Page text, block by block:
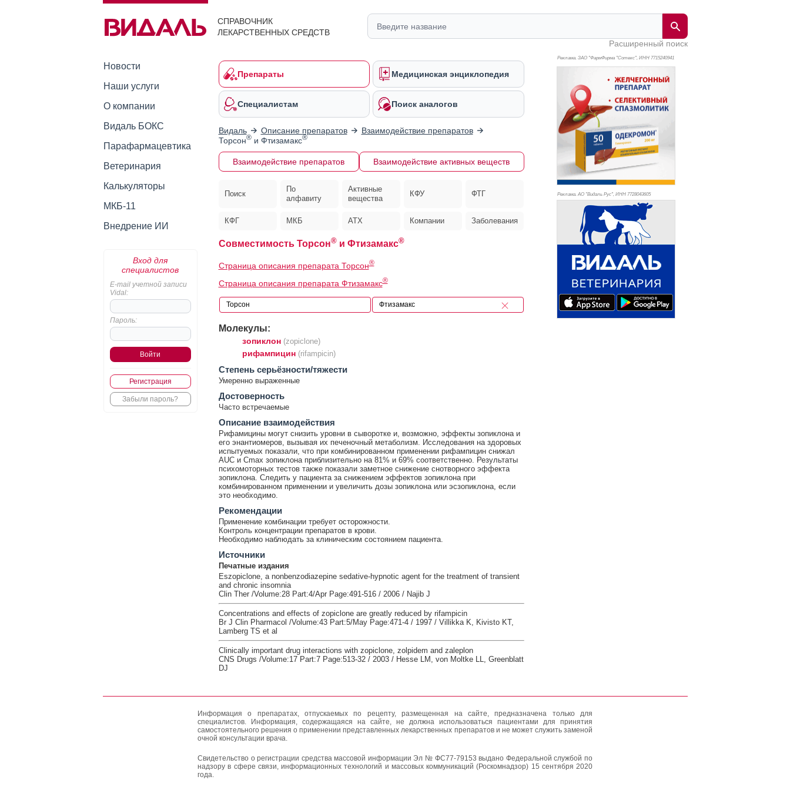
СПРАВОЧНИК
ЛЕКАРСТВЕННЫХ СРЕДСТВ
Расширенный поиск
Новости
Наши услуги
О компании
Видаль БОКС
Парафармацевтика
Ветеринария
Калькуляторы
МКБ-11
Внедрение ИИ
Вход для
специалистов
E-mail учетной записи
Vidal:
Пароль:
Регистрация
Забыли пароль?
Препараты Медицинская энциклопедия
Специалистам Поиск аналогов
Видаль Описание препаратов
Взаимодействие препаратов
Торсон®и Фтизамакс®
Взаимодействие препаратов Взаимодействие активных веществ
Поиск
По
алфавиту
Активные
вещества
КФУ ФТГ
КФГ МКБ АТХ Компании Заболевания
Совместимость Торсон®и Фтизамакс®
Страница описания препарата Торсон®
Страница описания препарата Фтизамакс®
Молекулы:
зопиклон (zopiclone)
рифампицин (rifampicin)
Cтепень серьёзности/тяжести
Умеренно выраженные
Достоверность
Часто встречаемые
Описание взаимодействия
Рифамицины могут снизить уровни в сыворотке и, возможно, эффекты зопиклона и
его энантиомеров, вызывая их печеночный метаболизм. Исследования на здоровых
испытуемых показали, что при комбинированном применении рифампицин снижал
AUC и Cmax зопиклона приблизительно на 81% и 69% соответственно. Результаты
психомоторных тестов также показали заметное снижение снотворного эффекта
зопиклона. Следить у пациента за снижением эффектов зопиклона при
комбинированном применении и увеличить дозы зопиклона или эсзопиклона, если
это необходимо.
Рекомендации
Применение комбинации требует осторожности.
Контроль концентрации препаратов в крови.
Необходимо наблюдать за клиническим состоянием пациента.
Источники
Печатные издания
Eszopiclone, a nonbenzodiazepine sedative-hypnotic agent for the treatment of transient
and chronic insomnia
Clin Ther /Volume:28 Part:4/Apr Page:491-516 / 2006 / Najib J
Concentrations and effects of zopiclone are greatly reduced by rifampicin
Br J Clin Pharmacol /Volume:43 Part:5/May Page:471-4 / 1997 / Villikka K, Kivisto KT,
Lamberg TS et al
Clinically important drug interactions with zopiclone, zolpidem and zaleplon
CNS Drugs /Volume:17 Part:7 Page:513-32 / 2003 / Hesse LM, von Moltke LL, Greenblatt
DJ
Реклама. ЗАО "ФармФирма "Сотекс", ИНН 7715240941
Реклама. АО "Видаль Рус", ИНН 7728043605
Информация о препаратах, отпускаемых по рецепту, размещенная на сайте, предназначена только для
специалистов. Информация, содержащаяся на сайте, не должна использоваться пациентами для принятия
самостоятельного решения о применении представленных лекарственных препаратов и не может служить заменой
очной консультации врача.
Свидетельство о регистрации средства массовой информации Эл № ФС77-79153 выдано Федеральной службой по
надзору в сфере связи, информационных технологий и массовых коммуникаций (Роскомнадзор) 15 сентября 2020
года.